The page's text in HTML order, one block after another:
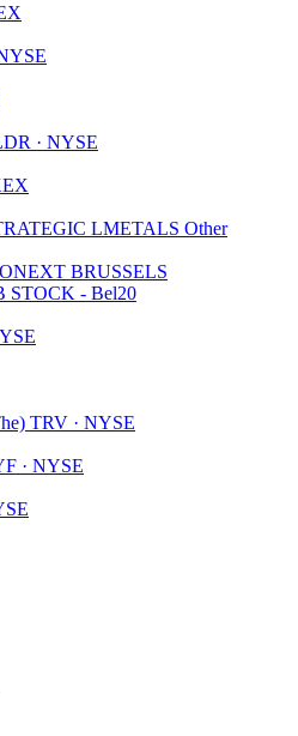
· NYSE
LMETALS Other
BRUSSELS
STOCK - Bel20
TRV · NYSE
· NYSE